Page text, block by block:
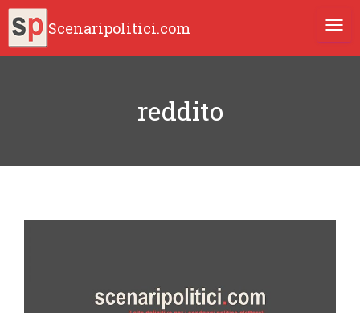
Scenaripolitici.com
reddito